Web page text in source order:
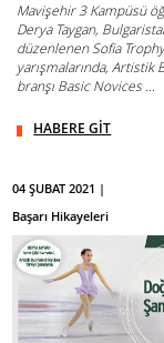
Mavişehir 3 Kampüsü
Derya Taygan,
düzenlenen Sofia
yarışmalarında, Artistik
branşı Basic Novices ...
HABERE GİT
04 ŞUBAT 2021 |
Başarı Hikayeleri